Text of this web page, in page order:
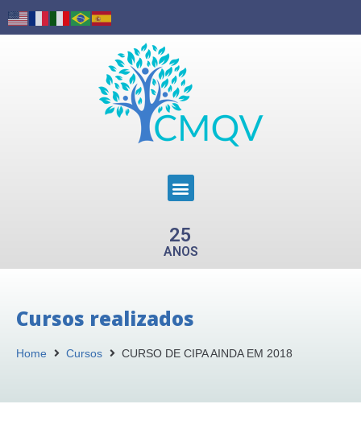
25
ANOS
Cursos realizados
Home Cursos CURSO DE CIPA AINDA EM 2018